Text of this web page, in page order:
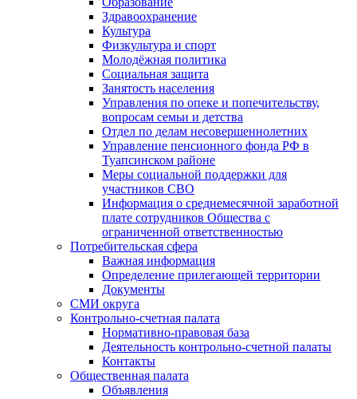
Здравоохранение
Культура
Физкультура и спорт
Молодёжная политика
Социальная защита
Занятость населения
Управления по опеке и попечительству,
вопросам семьи и детства
Отдел по делам несовершеннолетних
Управление пенсионного фонда РФ в
Туапсинском районе
Меры социальной поддержки для
участников СВО
Информация о среднемесячной заработной
плате сотрудников Общества с
ограниченной ответственностью
Потребительская сфера
Важная информация
Определение прилегающей территории
Документы
СМИ округа
Контрольно-счетная палата
Нормативно-правовая база
Деятельность контрольно-счетной палаты
Контакты
Общественная палата
Объявления